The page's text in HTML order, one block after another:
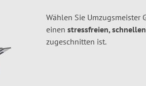
Wählen Sie Umzugsmeister
einen stressfreien,
zugeschnitten ist.